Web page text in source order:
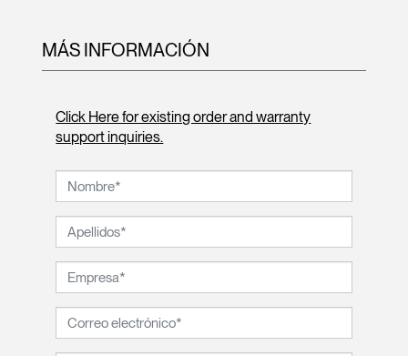
MÁS INFORMACIÓN
Click Here for existing order and warranty
support inquiries.